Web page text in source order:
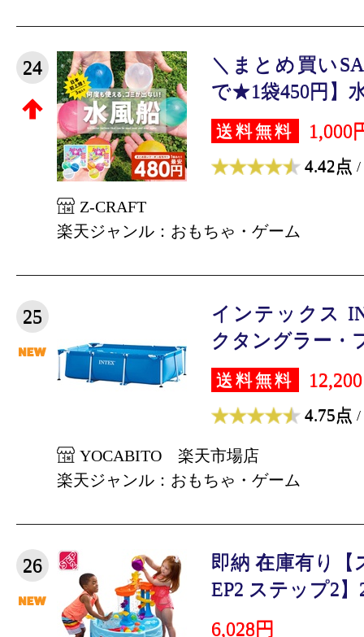
24
＼まとめ買い
で★1袋450円】
送料無料 1,000
4.42点 /
Z-CRAFT
楽天ジャンル：おもちゃ・ゲーム
25
インテックス
クタングラー・
送料無料
4.75点 /
YOCABITO 楽天市場店
楽天ジャンル：おもちゃ・ゲーム
26
即納 在庫有り【
EP2 ステップ2】
6,028円